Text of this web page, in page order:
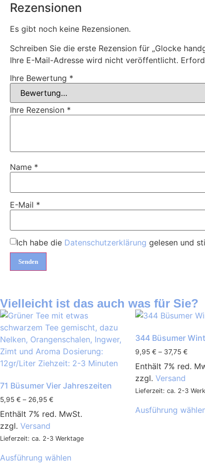
Rezensionen
Es gibt noch keine Rezensionen.
Schreiben Sie die erste Rezension für „Glocke
Ihre E-Mail-Adresse wird nicht veröffentlicht.
Ihre Bewertung *
Ihre Rezension *
Name *
E-Mail *
Ich habe die Datenschutzerklärung gelesen und
Vielleicht ist das auch was für Sie?
71 Büsumer Vier Jahreszeiten
5,95 € – 26,95 €
Enthält 7% red. MwSt.
zzgl. Versand
Lieferzeit: ca. 2-3 Werktage
Ausführung wählen
344 Büsumer
9,95 € – 37,75 €
Enthält 7% red.
zzgl. Versand
Lieferzeit: ca. 2-3
Ausführung